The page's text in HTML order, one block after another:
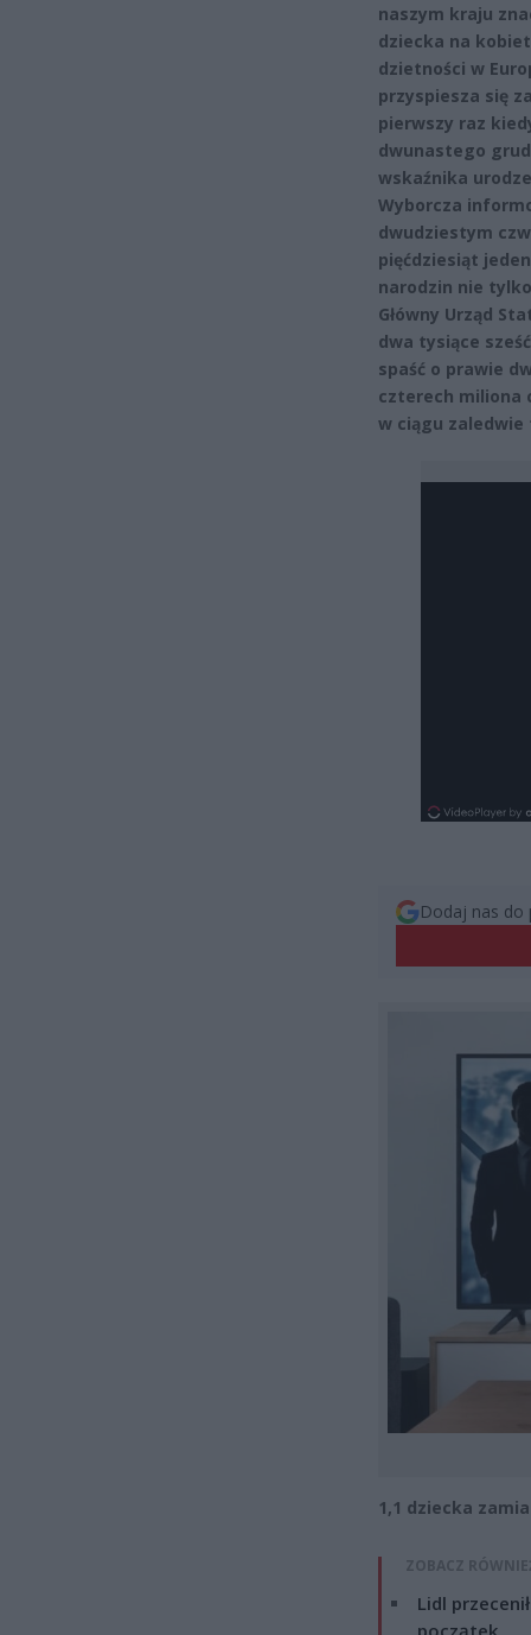
naszym kraju
dziecka na
dzietności w
przyspiesza się
pierwszy raz
dwunastego
wskaźnika
Wyborcza
dwudziestym
pięćdziesiąt
narodzin nie
Główny Urząd
dwa tysiące
spaść o prawie
czterech miliona
w ciągu
Dodaj nas do
1,1 dziecka
ZOBACZ
Lidl
początek